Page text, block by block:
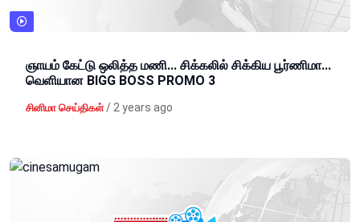
ஞாயம் கேட்டு ஒலித்த மணி... சிக்கலில் சிக்கிய பூர்ணிமா...
வெளியான BIGG BOSS PROMO 3
சினிமா செய்திகள் /2 years ago